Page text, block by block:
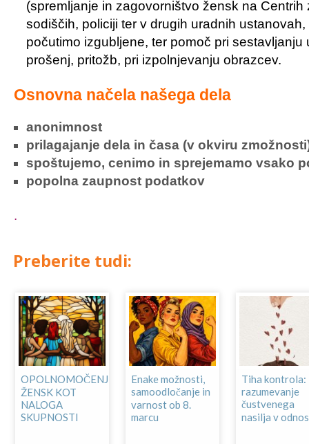
(spremljanje in zagovorništvo žensk na Centrih
sodiščih, policiji ter v drugih uradnih
počutimo izgubljene, ter pomoč pri sestavljanju
prošenj, pritožb, pri izpolnjevanju obrazcev.
Osnovna načela našega dela
anonimnost
prilagajanje dela in časa (v okviru
spoštujemo, cenimo in sprejemamo vsako
popolna zaupnost podatkov
.
Preberite tudi:
OPOLNOMOČENJE
ŽENSK KOT
NALOGA
SKUPNOSTI
Enake možnosti,
samoodločanje in
varnost ob 8.
marcu
Tiha kontrola:
razumevanje
čustvenega
nasilja v